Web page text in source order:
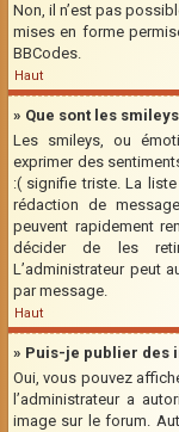
Non, il n’est pas
mises en forme
BBCodes.
Haut
» Que sont les
Les smileys, ou
exprimer des
:( signifie triste. La
rédaction de
peuvent rapidement
décider de les
L’administrateur peut
par message.
Haut
» Puis-je publier des
Oui, vous pouvez
l’administrateur a
image sur le forum.